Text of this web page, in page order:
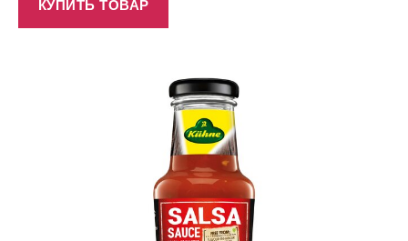
КУПИТЬ ТОВАР